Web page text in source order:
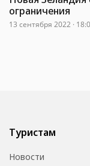
ограничения
13 сентября 2022 ·
Туристам
Новости